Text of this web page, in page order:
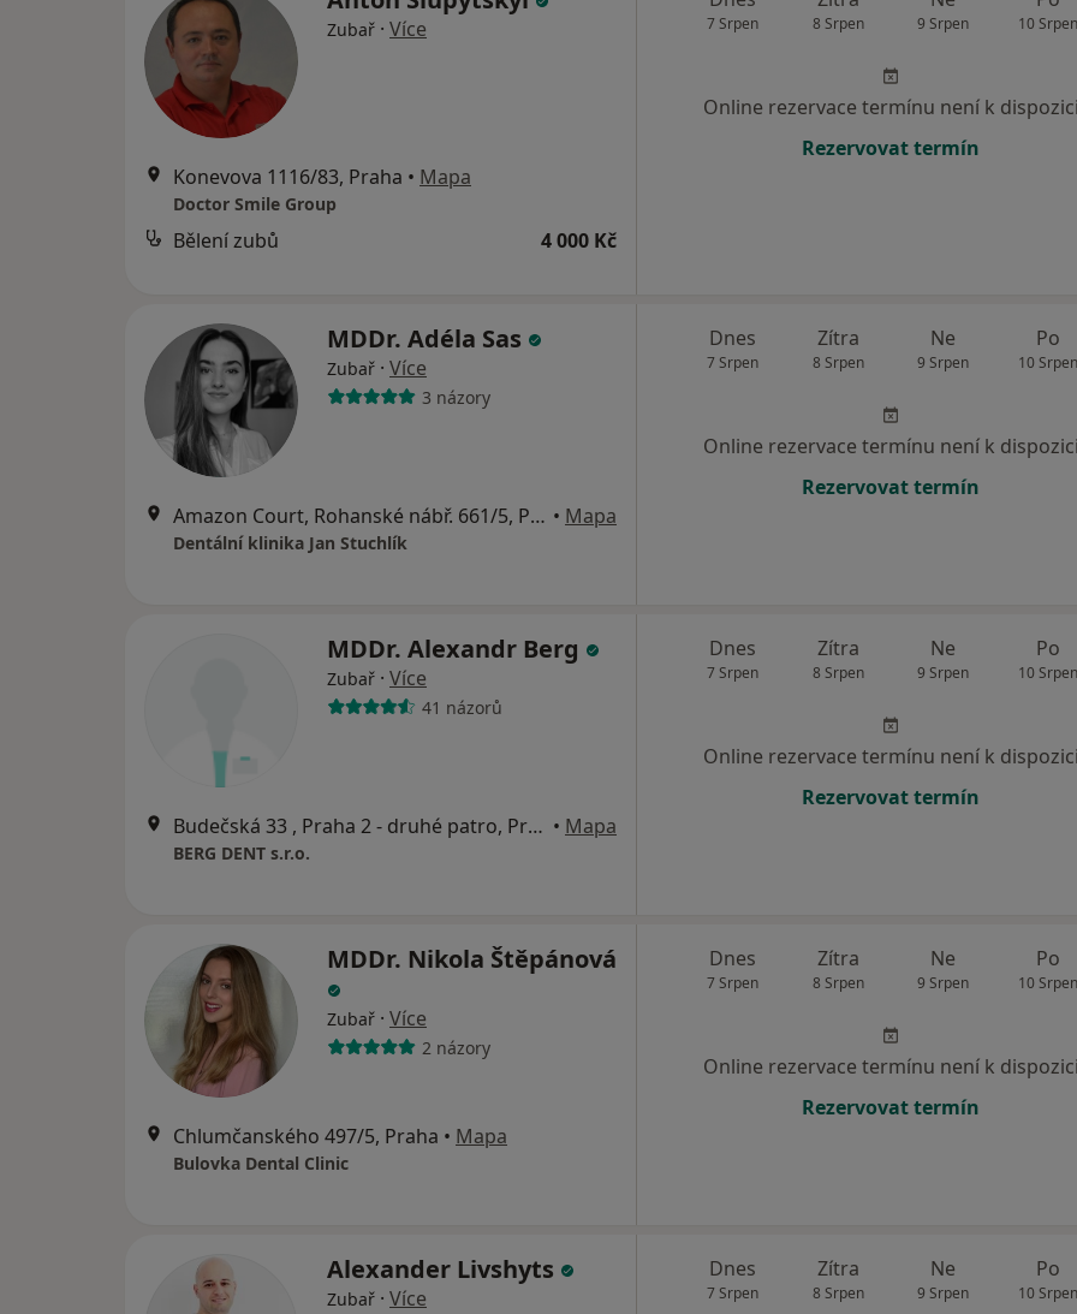
Zubař · Více
Konevova 1116/83, Praha • Mapa
Doctor Smile Group
Bělení zubů 4 000 Kč
7 Srpen 8 Srpen 9 Srpen 10 Srpen
Online rezervace termínu není k dispozici
Rezervovat termín
MDDr. Adéla Sas
Zubař · Více
3 názory
Amazon Court, Rohanské nábř. 661/5, Praha • Mapa
Dentální klinika Jan Stuchlík
Dnes
7 Srpen
Zítra
8 Srpen
Ne
9 Srpen
Po
10 Srpen
Online rezervace termínu není k dispozici
Rezervovat termín
MDDr. Alexandr Berg
Zubař · Více
41 názorů
Budečská 33 , Praha 2 - druhé patro, Praha • Mapa
BERG DENT s.r.o.
Dnes
7 Srpen
Zítra
8 Srpen
Ne
9 Srpen
Po
10 Srpen
Online rezervace termínu není k dispozici
Rezervovat termín
MDDr. Nikola Štěpánová
Zubař · Více
2 názory
Chlumčanského 497/5, Praha • Mapa
Bulovka Dental Clinic
Dnes
7 Srpen
Zítra
8 Srpen
Ne
9 Srpen
Po
10 Srpen
Online rezervace termínu není k dispozici
Rezervovat termín
Alexander Livshyts
Zubař · Více
Dnes
7 Srpen
Zítra
8 Srpen
Ne
9 Srpen
Po
10 Srpen